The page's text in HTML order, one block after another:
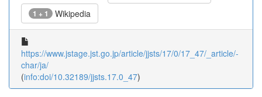
1 + 1 Wikipedia
https://www.jstage.jst.go.jp/article/jjsts/17/0/17_47/_article/-
char/ja/
(info:doi/10.32189/jjsts.17.0_47)